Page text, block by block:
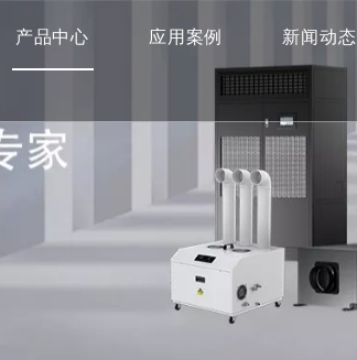
产品中心 应用案例 新闻动态